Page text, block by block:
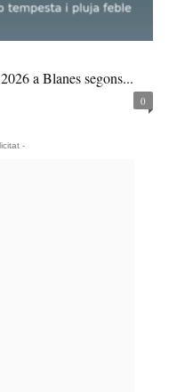
a Blanes segons...
0
-